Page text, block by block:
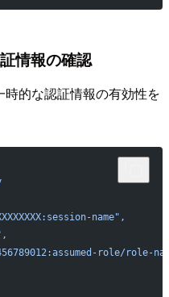
情報の確認
的な認証情報の有効性を
name",
role/role-